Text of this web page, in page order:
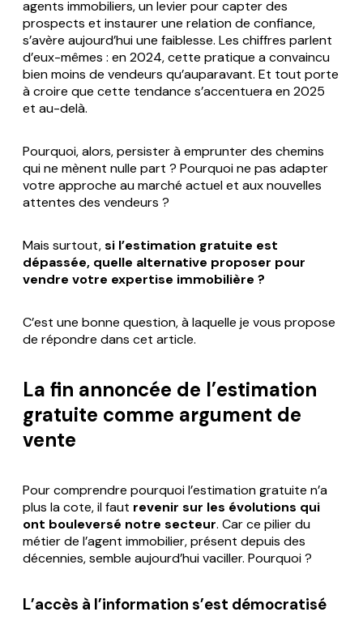
agents immobiliers, un levier pour capter des
prospects et instaurer une relation de confiance,
s’avère aujourd’hui une faiblesse. Les chiffres parlent
d’eux-mêmes : en 2024, cette pratique a convaincu
bien moins de vendeurs qu’auparavant. Et tout porte
à croire que cette tendance s’accentuera en 2025
et au-delà.
Pourquoi, alors, persister à emprunter des chemins
qui ne mènent nulle part ? Pourquoi ne pas adapter
votre approche au marché actuel et aux nouvelles
attentes des vendeurs ?
Mais surtout,si l’estimation gratuite est
dépassée, quelle alternative proposer pour
vendre votre expertise immobilière ?
C’est une bonne question, à laquelle je vous propose
de répondre dans cet article.
La fin annoncée de l’estimation
gratuite comme argument de
vente
Pour comprendre pourquoi l’estimation gratuite n’a
plus la cote, il faut revenir sur les évolutions qui
ont bouleversé notre secteur. Car ce pilier du
métier de l’agent immobilier, présent depuis des
décennies, semble aujourd’hui vaciller. Pourquoi ?
L’accès à l’information s’est démocratisé